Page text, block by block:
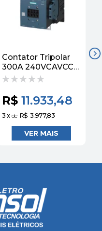
Contator Tripolar
300A 240VCAVCC
50/60HZ 2NA+2NF
Siemens
R$ 11.933,48
3x de R$ 3.977,83